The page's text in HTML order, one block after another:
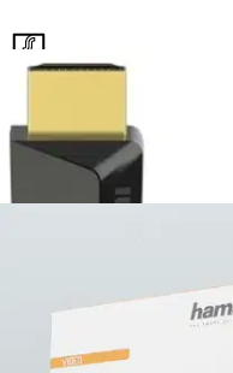
Hinta ilman S-Etukorttia:
Verkkokaupan hinta
Siirry valitsemaan myymälä